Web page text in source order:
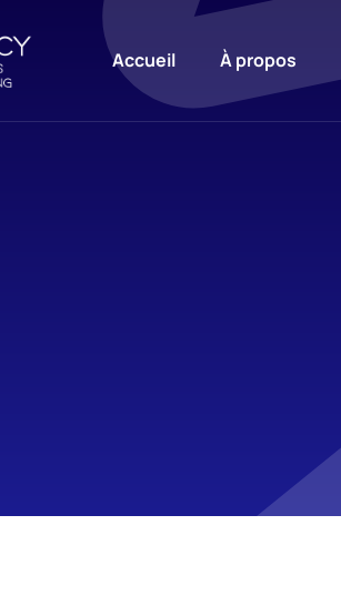
Accueil À propos